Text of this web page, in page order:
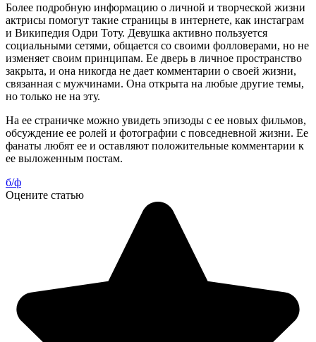
Более подробную информацию о личной и творческой жизни
актрисы помогут такие страницы в интернете, как инстаграм
и Википедия Одри Тоту. Девушка активно пользуется
социальными сетями, общается со своими фолловерами, но не
изменяет своим принципам. Ее дверь в личное пространство
закрыта, и она никогда не дает комментарии о своей жизни,
связанная с мужчинами. Она открыта на любые другие темы,
но только не на эту.
На ее страничке можно увидеть эпизоды с ее новых фильмов,
обсуждение ее ролей и фотографии с повседневной жизни. Ее
фанаты любят ее и оставляют положительные комментарии к
ее выложенным постам.
б/ф
Оцените статью